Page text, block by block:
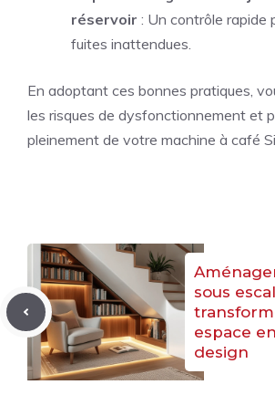
réservoir : Un contrôle rapide
fuites inattendues.
En adoptant ces bonnes pratiques,
les risques de dysfonctionnement et
pleinement de votre machine à café
sous
espace
design